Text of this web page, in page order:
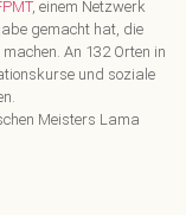
, einem Netzwerk
gemacht hat, die
An 132 Orten in
und soziale
Meisters Lama